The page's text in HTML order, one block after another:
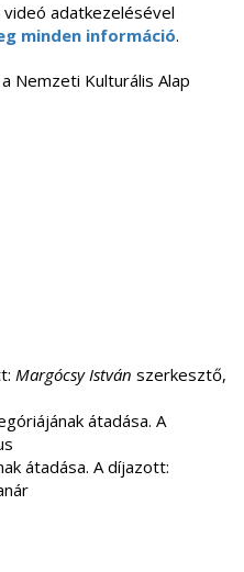
adatkezelésével
minden információ.
Nemzeti Kulturális Alap
Margócsy István szerkesztő,
átadása. A
átadása. A díjazott: